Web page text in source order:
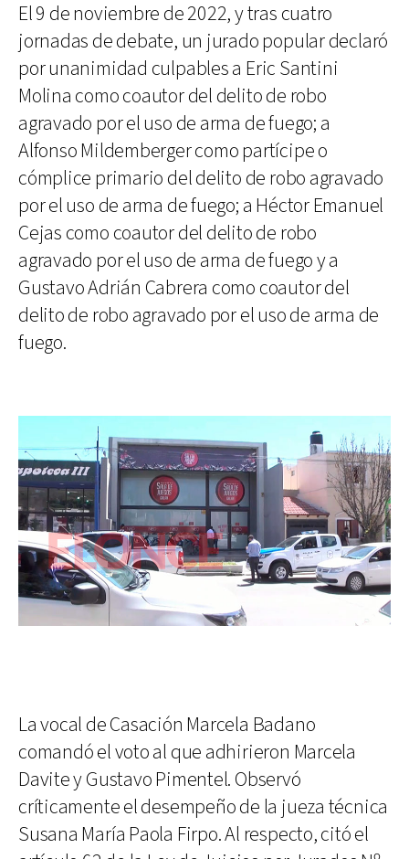
El 9 de noviembre de 2022, y tras cuatro
jornadas de debate, un jurado popular declaró
por unanimidad culpables a Eric Santini
Molina como coautor del delito de robo
agravado por el uso de arma de fuego; a
Alfonso Mildemberger como partícipe o
cómplice primario del delito de robo agravado
por el uso de arma de fuego; a Héctor Emanuel
Cejas como coautor del delito de robo
agravado por el uso de arma de fuego y a
Gustavo Adrián Cabrera como coautor del
delito de robo agravado por el uso de arma de
fuego.
La vocal de Casación Marcela Badano
comandó el voto al que adhirieron Marcela
Davite y Gustavo Pimentel. Observó
críticamente el desempeño de la jueza técnica
Susana María Paola Firpo. Al respecto, citó el